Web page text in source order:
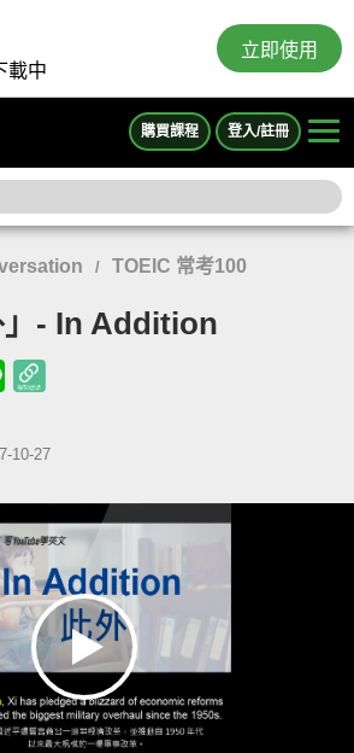
載中
立即使用
購買課程 登入/註冊
/ TOEIC 常考100
」- In Addition
10-27